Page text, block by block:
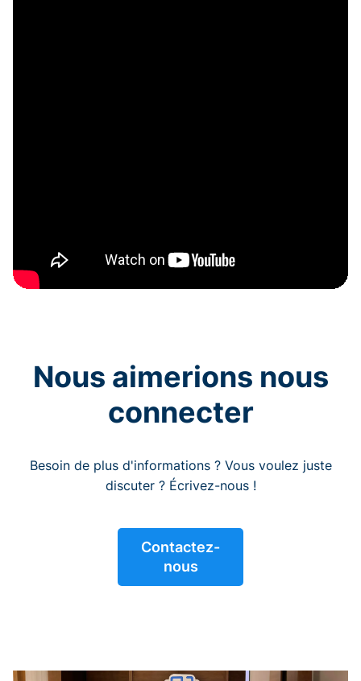
Nous aimerions nous
connecter
Besoin de plus d'informations ? Vous voulez juste
discuter ? Écrivez-nous !
Contactez-
nous